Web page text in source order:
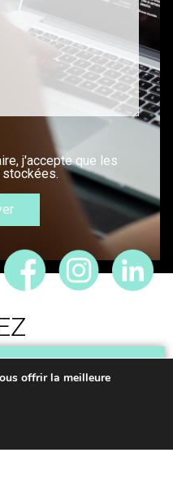
j'accepte que les
offrir la meilleure